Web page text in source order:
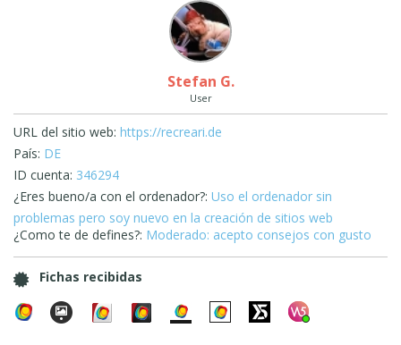
Stefan G.
User
URL del sitio web: https://recreari.de
País: DE
ID cuenta: 346294
¿Eres bueno/a con el ordenador?: Uso el ordenador sin
problemas pero soy nuevo en la creación de sitios web
¿Como te de defines?: Moderado: acepto consejos con gusto
Fichas recibidas